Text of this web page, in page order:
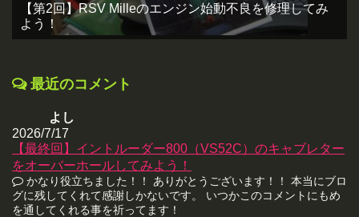
【第2回】RSV Milleのエンジン始動不良を修理してみ
よう！
最近のコメント
よし
2026/7/17
【最終回】イントルーダー800（VS52C）のキャブレター
をオーバーホールしてみよう！
かなり役立ちました！！ ありがとうございます！！ 本当にブロ
グに残してくれて感謝しかないです。 いつかこのコメントにもめ
を通してくれる事を祈ってます！